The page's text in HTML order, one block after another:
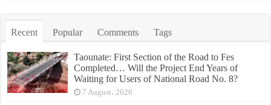
Recent Popular Comments Tags
Taounate: First Section of the Road to Fes
Completed… Will the Project End Years of
Waiting for Users of National Road No. 8?
7 August، 2026